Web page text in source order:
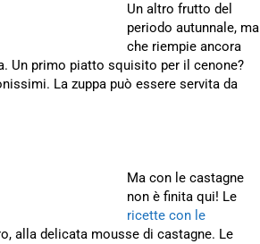
Un altro frutto del
periodo autunnale, ma
che riempie ancora
Un primo piatto squisito per il cenone?
La zuppa può essere servita da
Ma con le castagne
non è finita qui! Le
ricette con le
alla delicata mousse di castagne. Le